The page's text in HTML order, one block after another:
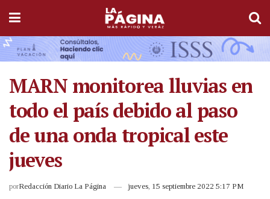
MARN monitorea lluvias en
todo el país debido al paso
de una onda tropical este
jueves
porRedacción Diario La Página jueves, 15 septiembre 2022 5:17 PM